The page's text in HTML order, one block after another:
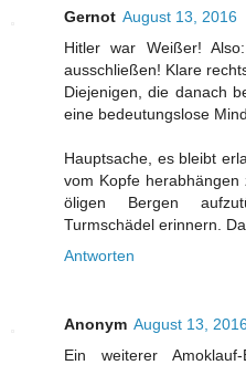
Gernot August 13, 2016
Hitler war Weißer!
ausschließen! Klare
Diejenigen, die danach
eine bedeutungslose
Hauptsache, es bleibt
vom Kopfe herabhängen
öligen Bergen
Turmschädel erinnern.
Antworten
Anonym August 13, 2016
Ein weiterer